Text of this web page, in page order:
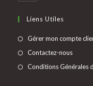
Liens Utiles
Gérer mon compte
Contactez-nous
Conditions Générales